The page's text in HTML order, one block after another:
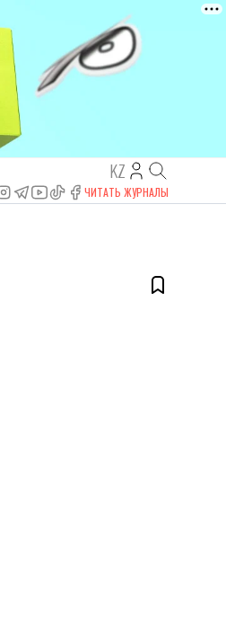
KZ
ЧИТАТЬ ЖУРНАЛЫ